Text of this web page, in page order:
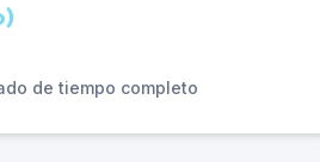
de tiempo completo